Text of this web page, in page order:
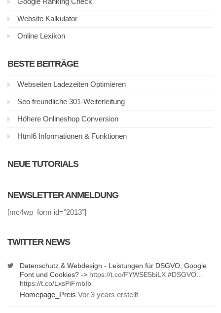
Website Kalkulator
Online Lexikon
BESTE BEITRÄGE
Webseiten Ladezeiten Optimieren
Seo freundliche 301-Weiterleitung
Höhere Onlineshop Conversion
Html6 Informationen & Funktionen
NEUE TUTORIALS
NEWSLETTER ANMELDUNG
[mc4wp_form id=”2013″]
TWITTER NEWS
Datenschutz & Webdesign - Leistungen für DSGVO, Google
Font und Cookies? -> https://t.co/FYWSE5biLX #DSGVO
https://t.co/LxsPiFmbIb
Homepage_Preis Vor 3 years erstellt